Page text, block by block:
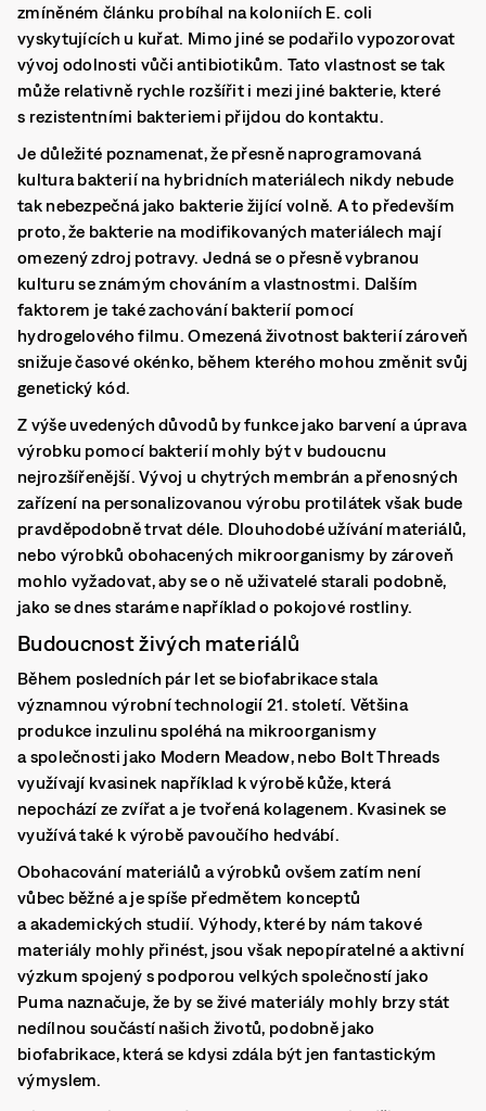
zmíněném článku probíhal na koloniích E. coli
vyskytujících u kuřat. Mimo jiné se podařilo vypozorovat
vývoj odolnosti vůči antibiotikům. Tato vlastnost se tak
může relativně rychle rozšířit i mezi jiné bakterie, které
s rezistentními bakteriemi přijdou do kontaktu.
Je důležité poznamenat, že přesně naprogramovaná
kultura bakterií na hybridních materiálech nikdy nebude
tak nebezpečná jako bakterie žijící volně. A to především
proto, že bakterie na modifikovaných materiálech mají
omezený zdroj potravy. Jedná se o přesně vybranou
kulturu se známým chováním a vlastnostmi. Dalším
faktorem je také zachování bakterií pomocí
hydrogelového filmu. Omezená životnost bakterií zároveň
snižuje časové okénko, během kterého mohou změnit svůj
genetický kód.
Z výše uvedených důvodů by funkce jako barvení a úprava
výrobku pomocí bakterií mohly být v budoucnu
nejrozšířenější. Vývoj u chytrých membrán a přenosných
zařízení na personalizovanou výrobu protilátek však bude
pravděpodobně trvat déle. Dlouhodobé užívání materiálů,
nebo výrobků obohacených mikroorganismy by zároveň
mohlo vyžadovat, aby se o ně uživatelé starali podobně,
jako se dnes staráme například o pokojové rostliny.
Budoucnost živých materiálů
Během posledních pár let se biofabrikace stala
významnou výrobní technologií 21. století. Většina
produkce inzulinu spoléhá na mikroorganismy
a společnosti jako Modern Meadow, nebo Bolt Threads
využívají kvasinek například k výrobě kůže, která
nepochází ze zvířat a je tvořená kolagenem. Kvasinek se
využívá také k výrobě pavoučího hedvábí.
Obohacování materiálů a výrobků ovšem zatím není
vůbec běžné a je spíše předmětem konceptů
a akademických studií. Výhody, které by nám takové
materiály mohly přinést, jsou však nepopíratelné a aktivní
výzkum spojený s podporou velkých společností jako
Puma naznačuje, že by se živé materiály mohly brzy stát
nedílnou součástí našich životů, podobně jako
biofabrikace, která se kdysi zdála být jen fantastickým
výmyslem.